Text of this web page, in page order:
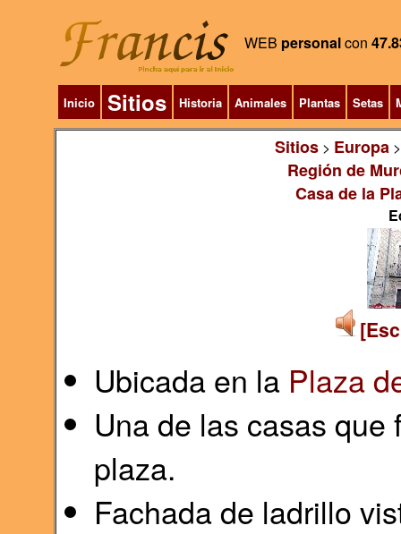
WEB personalcon
Inicio Sitios Historia Animales Plantas Setas
Sitios> Europa
Región de
Casa de la
Ubicada en la Plaza
Una de las casas
plaza.
Fachada de ladrillo